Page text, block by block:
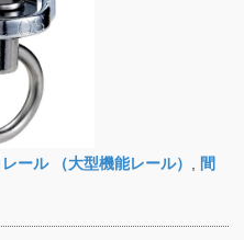
ール （大型機能レール）
間